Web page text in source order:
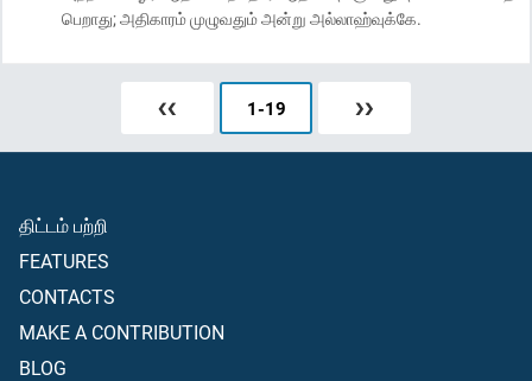
பெறாது; அதிகாரம் முழுவதும் அன்று அல்லாஹ்வுக்கே.
❮❮ 1-19 ❯❯
திட்டம் பற்றி
FEATURES
CONTACTS
MAKE A CONTRIBUTION
BLOG